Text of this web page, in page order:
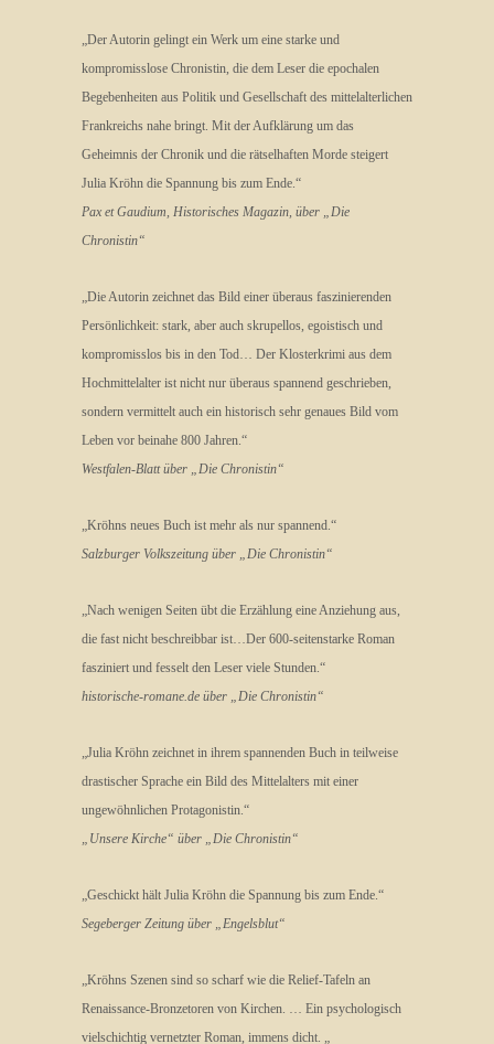
„Der Autorin gelingt ein Werk um eine starke und
kompromisslose Chronistin, die dem Leser die epochalen
Begebenheiten aus Politik und Gesellschaft des mittelalterlichen
Frankreichs nahe bringt. Mit der Aufklärung um das
Geheimnis der Chronik und die rätselhaften Morde steigert
Julia Kröhn die Spannung bis zum Ende.“
Pax et Gaudium, Historisches Magazin, über „Die
Chronistin“
„Die Autorin zeichnet das Bild einer überaus faszinierenden
Persönlichkeit: stark, aber auch skrupellos, egoistisch und
kompromisslos bis in den Tod… Der Klosterkrimi aus dem
Hochmittelalter ist nicht nur überaus spannend geschrieben,
sondern vermittelt auch ein historisch sehr genaues Bild vom
Leben vor beinahe 800 Jahren.“
Westfalen-Blatt über „Die Chronistin“
„Kröhns neues Buch ist mehr als nur spannend.“
Salzburger Volkszeitung über „Die Chronistin“
„Nach wenigen Seiten übt die Erzählung eine Anziehung aus,
die fast nicht beschreibbar ist…Der 600-seitenstarke Roman
fasziniert und fesselt den Leser viele Stunden.“
historische-romane.de über „Die Chronistin“
„Julia Kröhn zeichnet in ihrem spannenden Buch in teilweise
drastischer Sprache ein Bild des Mittelalters mit einer
ungewöhnlichen Protagonistin.“
„Unsere Kirche“ über „Die Chronistin“
„Geschickt hält Julia Kröhn die Spannung bis zum Ende.“
Segeberger Zeitung über „Engelsblut“
„Kröhns Szenen sind so scharf wie die Relief-Tafeln an
Renaissance-Bronzetoren von Kirchen. … Ein psychologisch
vielschichtig vernetzter Roman, immens dicht. „